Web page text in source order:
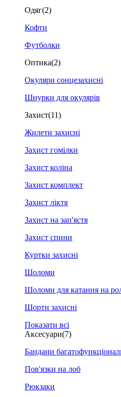
Одяг(2)
Кофти
Футболки
Оптика(2)
Окуляри сонцезахисні
Шнурки для окулярів
Захист(11)
Жилети захисні
Захист гомілки
Захист коліна
Захист комплект
Захист ліктя
Захист на зап'ястя
Захист спини
Куртки захисні
Шоломи
Шоломи для катання на
Шорти захисні
Показати всі
Аксесуари(7)
Бандани
Пов'язки на лоб
Рюкзаки